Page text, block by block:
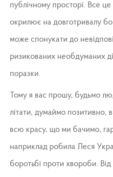
публічному просторі. Все
окрилює на довготривалу
може спонукати до
ризикованих необдуманих
поразки.
Тому я вас прошу, будьмо
літати, думаймо позитивно,
всю красу, що ми бачимо,
наприклад робила Леся
боротьбі проти хвороби. Від